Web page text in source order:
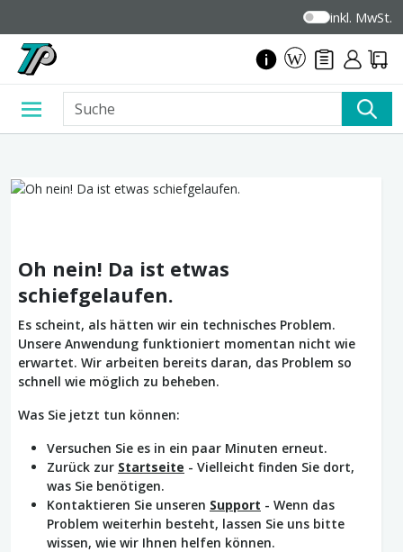
inkl. MwSt.
Oh nein! Da ist etwas
schiefgelaufen.
Es scheint, als hätten wir ein technisches Problem.
Unsere Anwendung funktioniert momentan nicht wie
erwartet. Wir arbeiten bereits daran, das Problem so
schnell wie möglich zu beheben.
Was Sie jetzt tun können:
Versuchen Sie es in ein paar Minuten erneut.
Zurück zur Startseite - Vielleicht finden Sie dort,
was Sie benötigen.
Kontaktieren Sie unseren Support - Wenn das
Problem weiterhin besteht, lassen Sie uns bitte
wissen, wie wir Ihnen helfen können.